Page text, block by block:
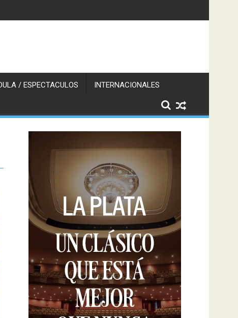
/ ESPECTACULOS INTERNACIONALES